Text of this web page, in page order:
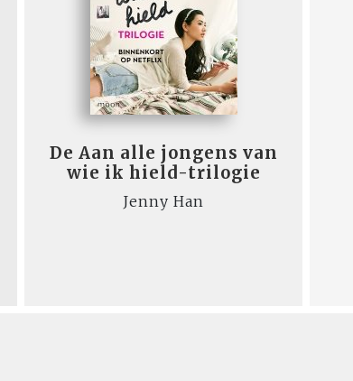
De Aan alle jongens van
wie ik hield-trilogie
Jenny Han